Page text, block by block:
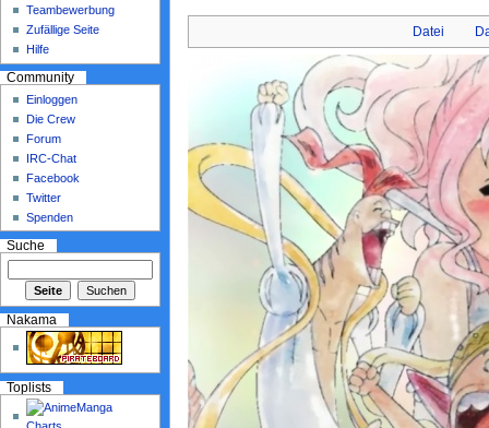
Datei
Teambewerbung
Zufällige Seite
Hilfe
Community
Einloggen
Die Crew
Forum
IRC-Chat
Facebook
Twitter
Spenden
Suche
Nakama
Toplists